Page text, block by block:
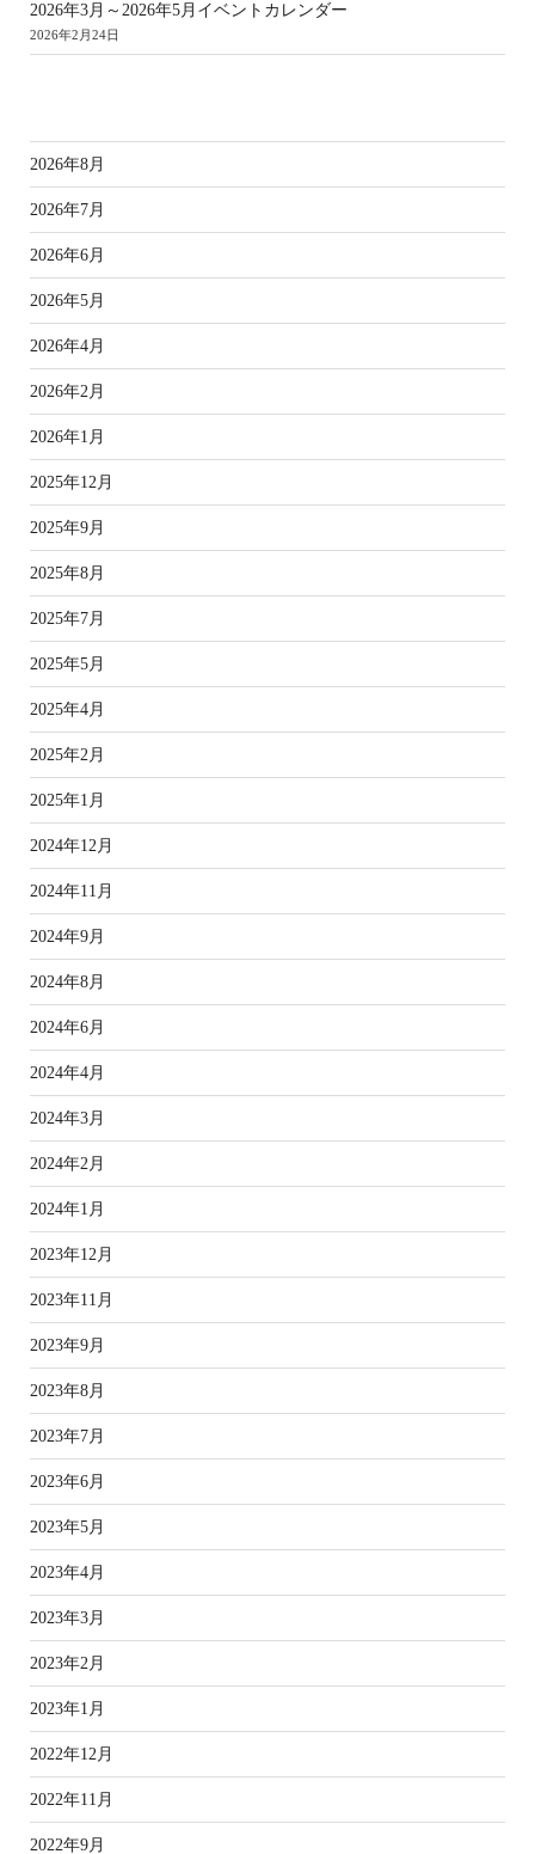
2026年3月～2026年5月イベントカレンダー
2026年2月24日
2026年8月
2026年7月
2026年6月
2026年5月
2026年4月
2026年2月
2026年1月
2025年12月
2025年9月
2025年8月
2025年7月
2025年5月
2025年4月
2025年2月
2025年1月
2024年12月
2024年11月
2024年9月
2024年8月
2024年6月
2024年4月
2024年3月
2024年2月
2024年1月
2023年12月
2023年11月
2023年9月
2023年8月
2023年7月
2023年6月
2023年5月
2023年4月
2023年3月
2023年2月
2023年1月
2022年12月
2022年11月
2022年9月